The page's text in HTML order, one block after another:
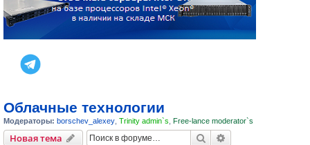
Облачные технологии
Модераторы: borschev_alexey Trinity admin`s Free-lance moderator`s
Новая тема Поиск